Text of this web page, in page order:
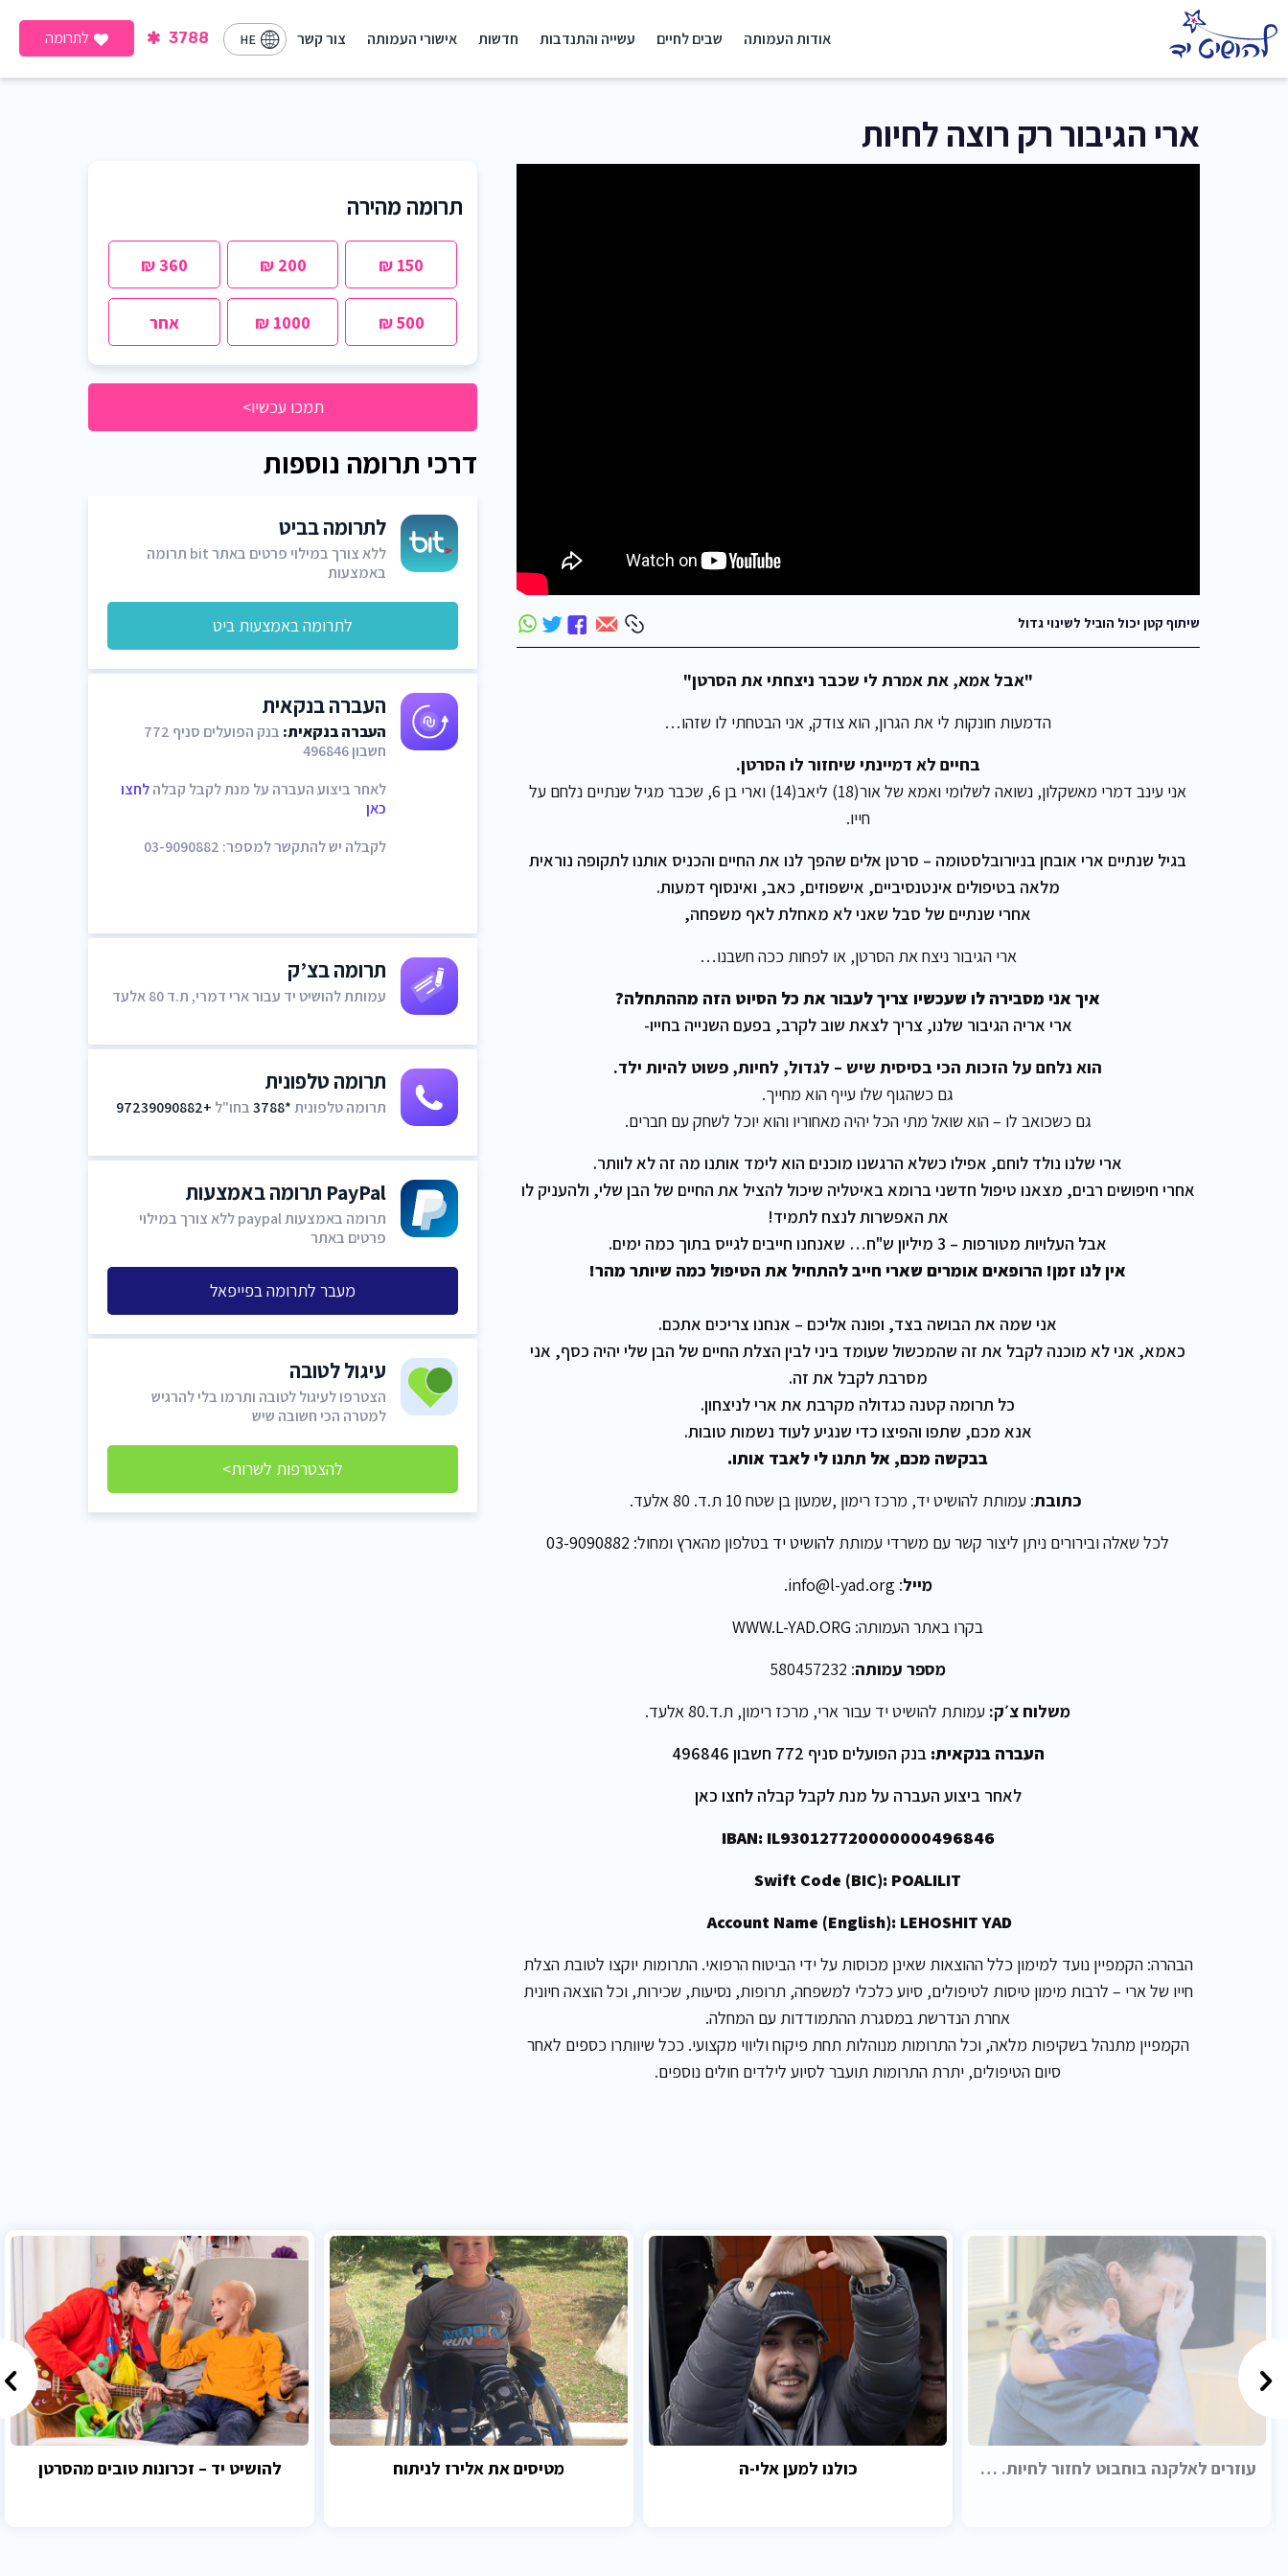
אודות העמותה שבים לחיים עשייה והתנדבות חדשות אישורי העמותה צור קשר HE
3788 לתרומה
ארי הגיבור רק רוצה לחיות
שיתוף קטן יכול הוביל לשינוי גדול
"אבל אמא, את אמרת לי שכבר ניצחתי את הסרטן"
הדמעות חונקות לי את הגרון, הוא צודק, אני הבטחתי לו שזהו…
בחיים לא דמיינתי שיחזור לו הסרטן.
אני עינב דמרי מאשקלון, נשואה לשלומי ואמא של אור(18) ליאב(14) וארי בן 6, שכבר מגיל שנתיים נלחם על
חייו.
בגיל שנתיים ארי אובחן בניורובלסטומה – סרטן אלים שהפך לנו את החיים והכניס אותנו לתקופה נוראית
מלאה בטיפולים אינטנסיביים, אישפוזים, כאב, ואינסוף דמעות.
אחרי שנתיים של סבל שאני לא מאחלת לאף משפחה,
ארי הגיבור ניצח את הסרטן, או לפחות ככה חשבנו…
איך אני מסבירה לו שעכשיו צריך לעבור את כל הסיוט הזה מההתחלה?
ארי אריה הגיבור שלנו, צריך לצאת שוב לקרב, בפעם השנייה בחייו-
הוא נלחם על הזכות הכי בסיסית שיש – לגדול, לחיות, פשוט להיות ילד.
גם כשהגוף שלו עייף הוא מחייך.
גם כשכואב לו – הוא שואל מתי הכל יהיה מאחוריו והוא יוכל לשחק עם חברים.
ארי שלנו נולד לוחם, אפילו כשלא הרגשנו מוכנים הוא לימד אותנו מה זה לא לוותר.
אחרי חיפושים רבים, מצאנו טיפול חדשני ברומא באיטליה שיכול להציל את החיים של הבן שלי, ולהעניק לו
את האפשרות לנצח לתמיד!
אבל העלויות מטורפות – 3 מיליון ש"ח… שאנחנו חייבים לגייס בתוך כמה ימים.
אין לנו זמן! הרופאים אומרים שארי חייב להתחיל את הטיפול כמה שיותר מהר!
אני שמה את הבושה בצד, ופונה אליכם – אנחנו צריכים אתכם.
כאמא, אני לא מוכנה לקבל את זה שהמכשול שעומד ביני לבין הצלת החיים של הבן שלי יהיה כסף, אני
מסרבת לקבל את זה.
כל תרומה קטנה כגדולה מקרבת את ארי לניצחון.
אנא מכם, שתפו והפיצו כדי שנגיע לעוד נשמות טובות.
בבקשה מכם, אל תתנו לי לאבד אותו.
כתובת: עמותת להושיט יד, מרכז רימון ,שמעון בן שטח 10 ת.ד. 80 אלעד.
לכל שאלה ובירורים ניתן ליצור קשר עם משרדי עמותת להושיט יד בטלפון מהארץ ומחול: 03-9090882
מייל:
info@l-yad.org
.
בקרו באתר העמותה: WWW.L-YAD.ORG
מספר עמותה: 580457232
משלוח צ׳ק: עמותת להושיט יד עבור ארי, מרכז רימון, ת.ד.80 אלעד.
העברה בנקאית: בנק הפועלים סניף 772 חשבון 496846
לאחר ביצוע העברה על מנת לקבל קבלהלחצו כאן
IBAN: IL930127720000000496846
Swift Code (BIC): POALILIT
Account Name (English): LEHOSHIT YAD
הבהרה: הקמפיין נועד למימון כלל ההוצאות שאינן מכוסות על ידי הביטוח הרפואי. התרומות יוקצו לטובת הצלת
חייו של ארי – לרבות מימון טיסות לטיפולים, סיוע כלכלי למשפחה, תרופות, נסיעות, שכירות, וכל הוצאה חיונית
אחרת הנדרשת במסגרת ההתמודדות עם המחלה.
הקמפיין מתנהל בשקיפות מלאה, וכל התרומות מנוהלות תחת פיקוח וליווי מקצועי. ככל שיוותרו כספים לאחר
סיום הטיפולים, יתרת התרומות תועבר לסיוע לילדים חולים נוספים.
תרומה מהירה
150 ₪
200 ₪
360 ₪
500 ₪
1000 ₪ אחר
תמכו עכשיו>
דרכי תרומה נוספות
לתרומה בביט
ללא צורך במילוי פרטים באתר bit תרומה
באמצעות
לתרומה באמצעות ביט
העברה בנקאית
העברה בנקאית:
בנק הפועלים סניף 772
חשבון 496846
לאחר ביצוע העברה על מנת לקבל קבלהלחצו
כאן
לקבלה יש להתקשר למספר: 03-9090882
תרומה בצ’ק
עמותת להושיט יד עבור ארי דמרי, ת.ד 80 אלעד
תרומה טלפונית
תרומה טלפונית*3788 בחו"ל +97239090882
PayPal תרומה באמצעות
תרומה באמצעות paypal ללא צורך במילוי
פרטים באתר
מעבר לתרומה בפייפאל
עיגול לטובה
הצטרפו לעיגול לטובה ותרמו בלי להרגיש
למטרה הכי חשובה שיש
להצטרפות לשרות>
עוזרים לאלקנה בוחבוט לחזור לחיות. בכבוד. כולנו למען אלי-ה מטיסים את אלירז לניתוח להושיט יד – זכרונות טובים מהסרטן